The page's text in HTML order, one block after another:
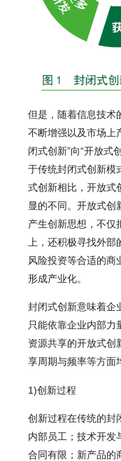
但是，随着信息技术
不断增强以及市场上
闭式创新”向“开放式
于传统封闭式创新模
式创新相比，开放式
显的不同。开放式创
产生创新思想，不仅
上，还积极寻找外
风险投资等合适的商
形成产业化。
封闭式创新意味着企
只能依靠企业内部力
资源共享的开放式创
享周期与频率等方面
1)创新过程
创新过程在传统的封
内部员工；技术开发
合同有限；新产品的